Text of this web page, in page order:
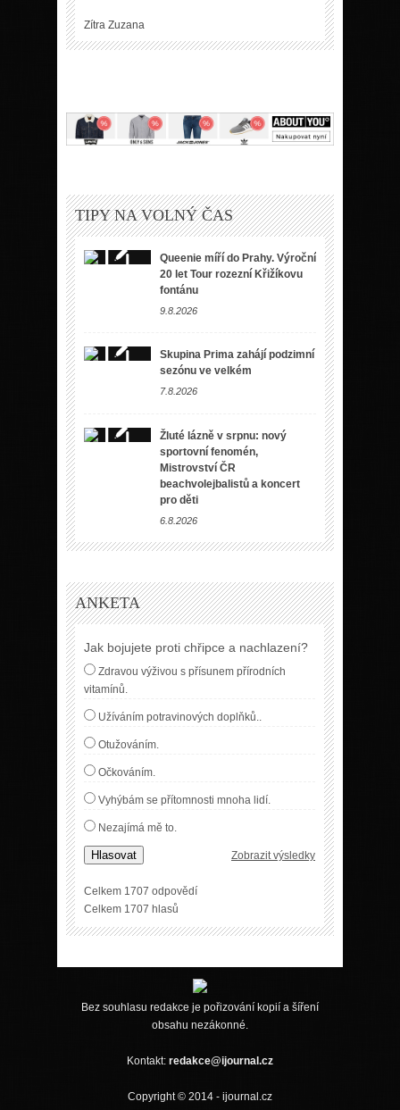
Zítra Zuzana
TIPY NA VOLNÝ ČAS
Queenie míří do Prahy. Výroční
20 let Tour rozezní Křižíkovu
fontánu
9.8.2026
Skupina Prima zahájí podzimní
sezónu ve velkém
7.8.2026
Žluté lázně v srpnu: nový
sportovní fenomén,
Mistrovství ČR
beachvolejbalistů a koncert
pro děti
6.8.2026
ANKETA
Jak bojujete proti chřipce a nachlazení?
Zdravou výživou s přísunem přírodních
vitamínů.
Užíváním potravinových doplňků..
Otužováním.
Očkováním.
Vyhýbám se přítomnosti mnoha lidí.
Nezajímá mě to.
Hlasovat Zobrazit výsledky
Celkem 1707 odpovědí
Celkem 1707 hlasů
Bez souhlasu redakce je pořizování kopií a šíření
obsahu nezákonné.
Kontakt: redakce@ijournal.cz
Copyright © 2014 - ijournal.cz